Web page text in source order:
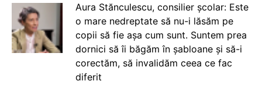
Aura Stănculescu, consilier școlar: Este
o mare nedreptate să nu-i lăsăm pe
copii să fie așa cum sunt. Suntem prea
dornici să îi băgăm în șabloane și să-i
corectăm, să invalidăm ceea ce fac
diferit